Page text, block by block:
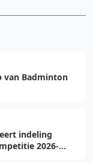
van Badminton
indeling
2026-